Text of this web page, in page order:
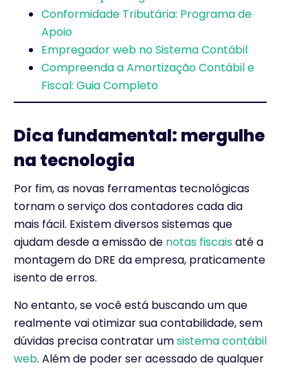
Conformidade Tributária: Programa de
Apoio
Empregador web no Sistema Contábil
Compreenda a Amortização Contábil e
Fiscal: Guia Completo
Dica fundamental: mergulhe
na tecnologia
Por fim, as novas ferramentas tecnológicas
tornam o serviço dos contadores cada dia
mais fácil. Existem diversos sistemas que
ajudam desde a emissão de notas fiscaisaté a
montagem do DRE da empresa, praticamente
isento de erros.
No entanto, se você está buscando um que
realmente vai otimizar sua contabilidade, sem
dúvidas precisa contratar umsistema contábil
web. Além de poder ser acessado de qualquer